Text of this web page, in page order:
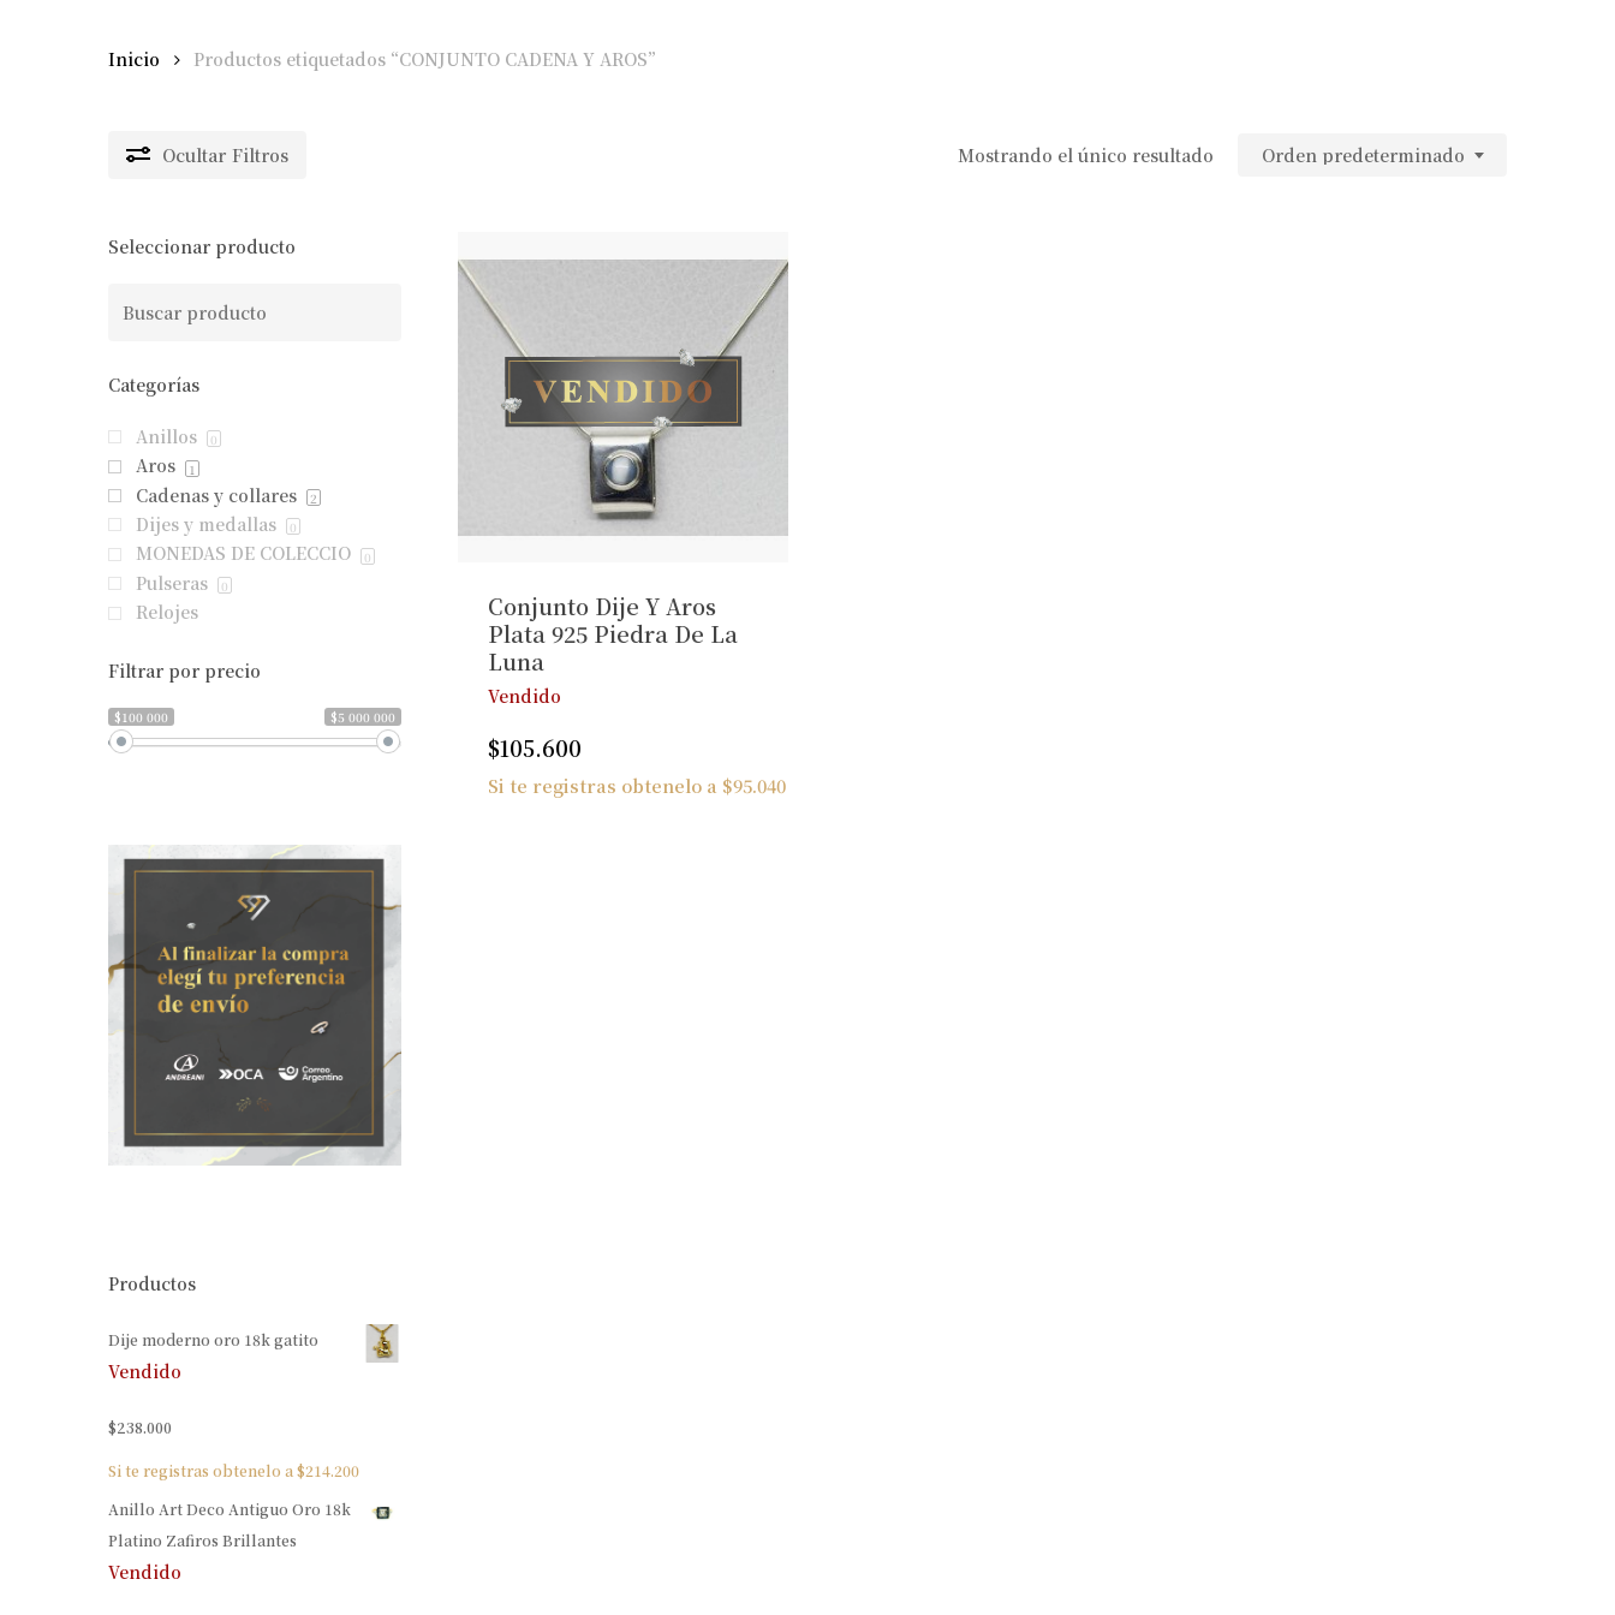
Inicio Productos etiquetados “CONJUNTO CADENA Y AROS”
Ocultar Filtros Mostrando el único resultado Orden predeterminado
Seleccionar producto
Categorías
Anillos 0
Aros 1
Cadenas y collares 2
Dijes y medallas 0
MONEDAS DE COLECCIO 0
Pulseras 0
Relojes
Filtrar por precio
$100 000 $5 000 000
Productos
Dije moderno oro 18k gatito
Vendido
$238.000
Si te registras obtenelo a $214.200
Anillo Art Deco Antiguo Oro 18k
Platino Zafiros Brillantes
Vendido
Conjunto Dije Y Aros
Plata 925 Piedra De La
Luna
Vendido
$105.600
Si te registras obtenelo a $95.040